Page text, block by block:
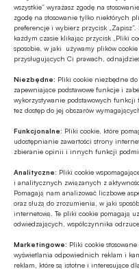
wszystkie” wyrażasz zgodę na
zgodę na stosowanie tylko niektórych
preferencje i wybierz przycisk
każdym czasie klikając przycisk „Pliki
sposobie, w jaki używamy plików
przysługujących Ci prawach,
Niezbędne: Pliki cookie niezbędne do
zapewniające podstawowe funkcje i
wykorzystywanie podstawowych
tez dostęp do jej obszarów
Funkcjonalne: Pliki cookie, które
udostępnianie zawartości strony
zbieranie opinii i innych funkcji
Analityczne: Pliki cookie
i analitycznych związanych z
Pomagają nam analizować liczbowe
oraz służą do zrozumienia, w jaki
internetową. Te pliki cookie pomagają
odwiedzających, współczynnika
Marketingowe: Pliki cookie
wyświetlania odpowiednich reklam i
reklam, które są istotne i interesujące
Polecamy
ESG
Zielone
Z RYNKU
PKO BP